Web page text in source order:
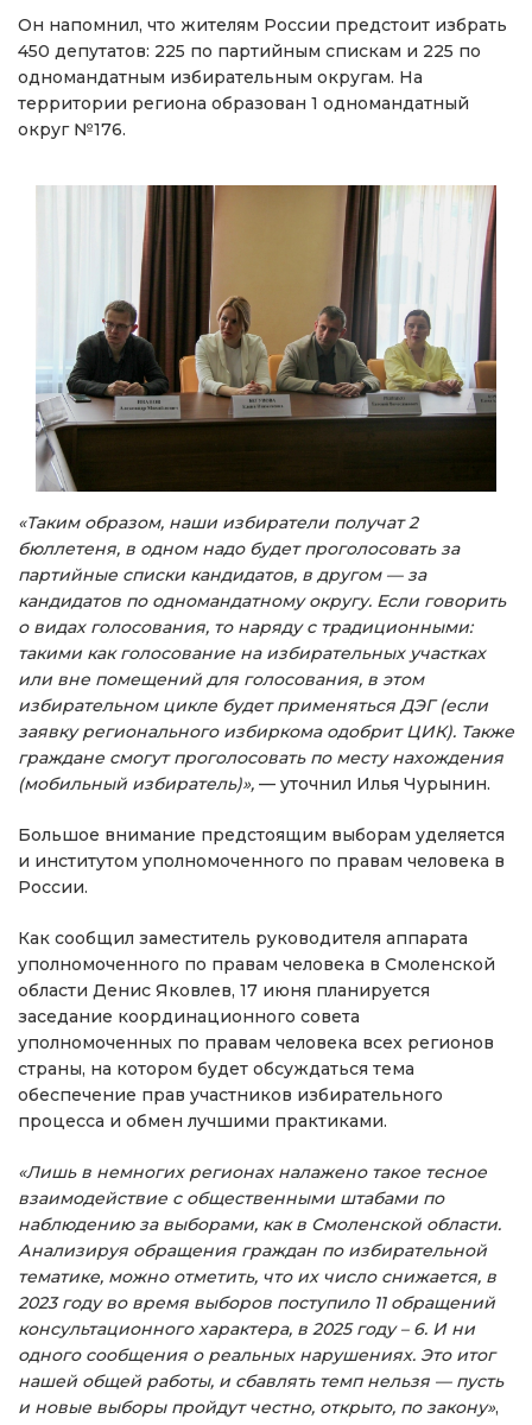
Он напомнил, что жителям России предстоит избрать
450 депутатов: 225 по партийным спискам и 225 по
одномандатным избирательным округам. На
территории региона образован 1 одномандатный
округ №176.
«Таким образом, наши избиратели получат 2
бюллетеня, в одном надо будет проголосовать за
партийные списки кандидатов, в другом — за
кандидатов по одномандатному округу. Если говорить
о видах голосования, то наряду с традиционными:
такими как голосование на избирательных участках
или вне помещений для голосования, в этом
избирательном цикле будет применяться ДЭГ (если
заявку регионального избиркома одобрит ЦИК). Также
граждане смогут проголосовать по месту нахождения
(мобильный избиратель)», — уточнил Илья Чурынин.
Большое внимание предстоящим выборам уделяется
и институтом уполномоченного по правам человека в
России.
Как сообщил заместитель руководителя аппарата
уполномоченного по правам человека в Смоленской
области Денис Яковлев, 17 июня планируется
заседание координационного совета
уполномоченных по правам человека всех регионов
страны, на котором будет обсуждаться тема
обеспечение прав участников избирательного
процесса и обмен лучшими практиками.
«Лишь в немногих регионах налажено такое тесное
взаимодействие с общественными штабами по
наблюдению за выборами, как в Смоленской области.
Анализируя обращения граждан по избирательной
тематике, можно отметить, что их число снижается, в
2023 году во время выборов поступило 11 обращений
консультационного характера, в 2025 году – 6. И ни
одного сообщения о реальных нарушениях. Это итог
нашей общей работы, и сбавлять темп нельзя — пусть
и новые выборы пройдут честно, открыто, по закону»,